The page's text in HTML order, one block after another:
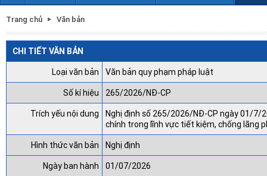
Trang chủ Văn bản
CHI TIẾT VĂN BẢN
Loại văn bản
Văn bản quy phạm pháp luật
Số kí hiệu
265/2026/NĐ-CP
Trích yếu nội dung
Nghị định số 265/2026/NĐ-CP ngày 01/7/
chính trong lĩnh vực tiết kiệm, chống lãng
Hình thức văn bản
Nghị định
Ngày ban hành
01/07/2026